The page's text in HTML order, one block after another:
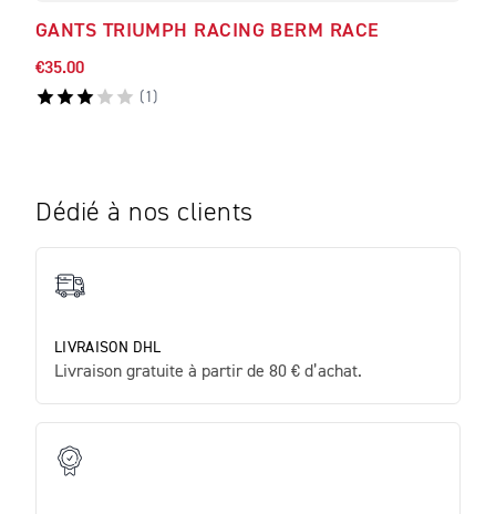
GANTS TRIUMPH RACING BERM RACE
€35.00
( 1 )
Dédié à nos clients
LIVRAISON DHL
Livraison gratuite à partir de 80 € d’achat.